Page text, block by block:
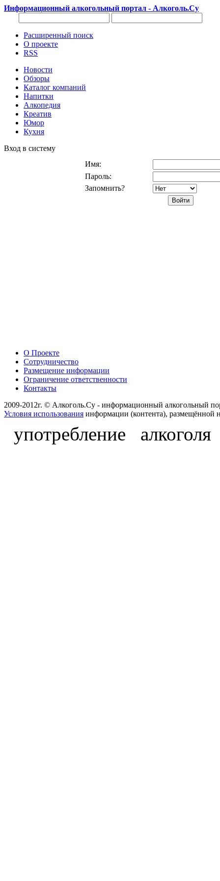
Информационный алкогольный портал - Алкоголь.Су
Расширенный поиск
О проекте
RSS
Новости
Обзоры
Каталог компаний
Напитки
Алкопедия
Креатив
Юмор
Кухня
Вход в систему
Имя:
Пароль:
Запомнить?
О Проекте
Сотрудничество
Размещение информации
Ограничение ответственности
Контакты
2009-2012г. © Алкоголь.Су - информационный алкогольный
Условия использования информации (контента), размещённой
употребление